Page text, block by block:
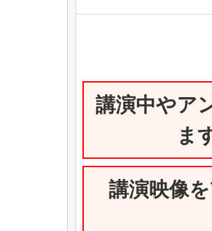
講演中やア
ま
講演映像